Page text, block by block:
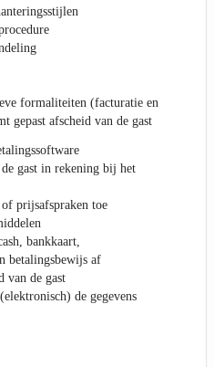
formaliteiten (facturatie en
gepast afscheid van de gast
gast in rekening bij het
prijsafspraken toe
bankkaart,
betalingsbewijs af
van de gast
de gegevens